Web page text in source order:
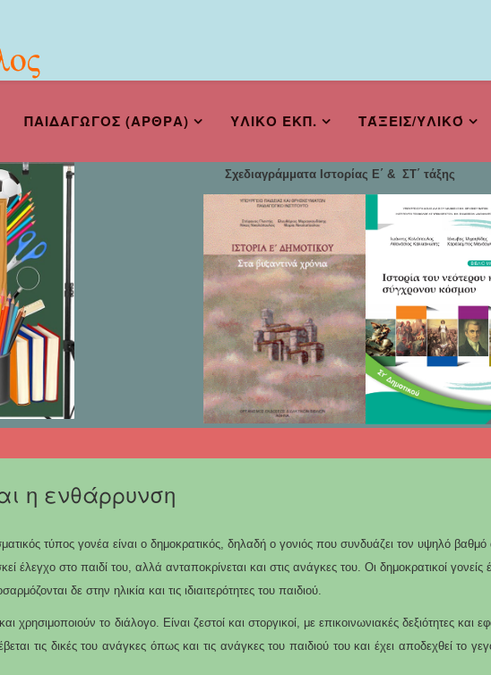
ΠΑΙΔΑΓΩΓΟΣ (ΑΡΘΡΑ) ΥΛΙΚΟ ΕΚΠ. ΤΆΞΕΙΣ/ΥΛΙΚΌ
Σχεδιαγράμματα Ιστορίας Ε΄ & ΣΤ΄ τάξης
η ενθάρρυνση
τύπος γονέα είναι ο δημοκρατικός, δηλαδή ο γονιός που συνδυάζει τον υψηλό
έλεγχο στο παιδί του, αλλά ανταποκρίνεται και στις ανάγκες του. Οι δημοκρατικοί γονείς
δε στην ηλικία και τις ιδιαιτερότητες του παιδιού.
χρησιμοποιούν το διάλογο. Είναι ζεστοί και στοργικοί, με επικοινωνιακές δεξιότητες και
τις δικές του ανάγκες όπως και τις ανάγκες του παιδιού του και έχει αποδεχθεί το